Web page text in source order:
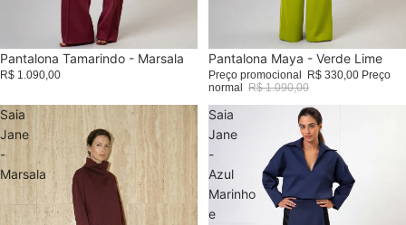
Pantalona Tamarindo - Marsala
R$ 1.090,00
Promoção
Pantalona Maya - Verde Lime
Preço promocional R$ 330,00 Preço
normal
R$ 1.090,00
Saia
Jane
-
Marsala
Saia
Jane
-
Azul
Marinho
e